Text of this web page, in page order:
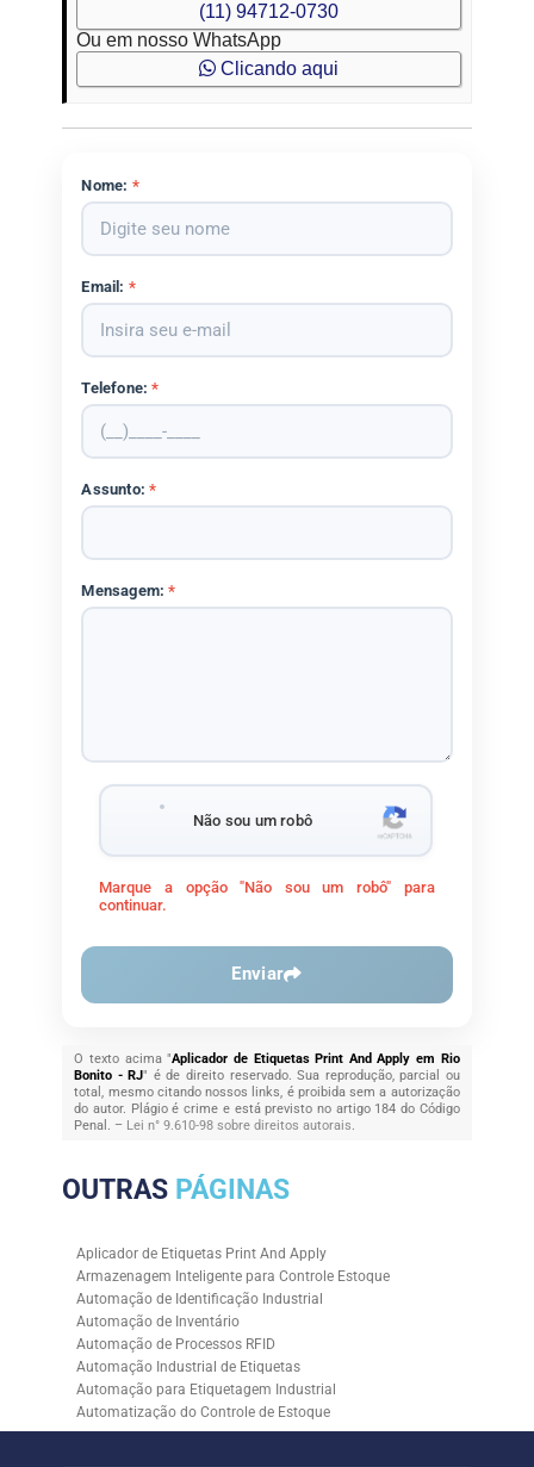
(11) 94712-0730
Ou em nosso WhatsApp
Clicando aqui
Nome: *
Email: *
Telefone:*
Assunto:*
Mensagem:*
Não sou um robô
Marque a opção "Não sou um robô" para
continuar.
Enviar
O texto acima "Aplicador de Etiquetas Print And Apply em Rio
Bonito - RJ" é de direito reservado. Sua reprodução, parcial ou
total, mesmo citando nossos links, é proibida sem a autorização
do autor. Plágio é crime e está previsto no artigo 184 do Código
Penal. – Lei n° 9.610-98 sobre direitos autorais.
OUTRAS PÁGINAS
Aplicador de Etiquetas Print And Apply
Armazenagem Inteligente para Controle Estoque
Automação de Identificação Industrial
Automação de Inventário
Automação de Processos RFID
Automação Industrial de Etiquetas
Automação para Etiquetagem Industrial
Automatização do Controle de Estoque
Controle de Estoque com RFID